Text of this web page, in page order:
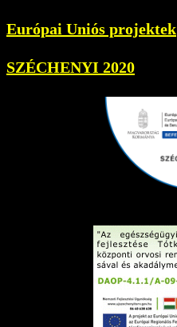
Európai Uniós projektek
SZÉCHENYI 2020